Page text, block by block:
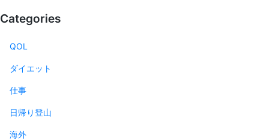
Categories
QOL
ダイエット
仕事
日帰り登山
海外